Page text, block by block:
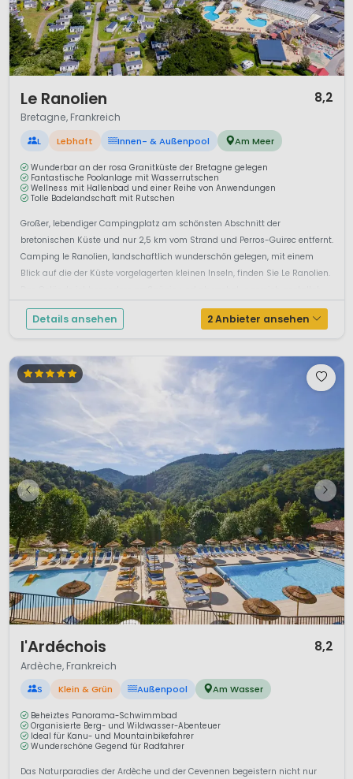
Le Ranolien 8,2
Bretagne, Frankreich
L Lebhaft Innen- & Außenpool Am Meer
Wunderbar an der rosa Granitküste der Bretagne gelegen
Fantastische Poolanlage mit Wasserrutschen
Wellness mit Hallenbad und einer Reihe von Anwendungen
Tolle Badelandschaft mit Rutschen
Großer, lebendiger Campingplatz am schönsten Abschnitt der
bretonischen Küste und nur 2,5 km vom Strand und Perros-Guirec entfernt.
Camping le Ranolien, landschaftlich wunderschön gelegen, mit einem
Blick auf die der Küste vorgelagerten kleinen Inseln, finden Sie Le Ranolien.
mit ...
Details ansehen 2 Anbieter ansehen
l'Ardéchois 8,2
Ardèche, Frankreich
S Klein & Grün Außenpool Am Wasser
Beheiztes Panorama-Schwimmbad
Organisierte Berg- und Wildwasser-Abenteuer
Ideal für Kanu- und Mountainbikefahrer
Wunderschöne Gegend für Radfahrer
Das Naturparadies der Ardèche und der Cevennen begeistern nicht nur